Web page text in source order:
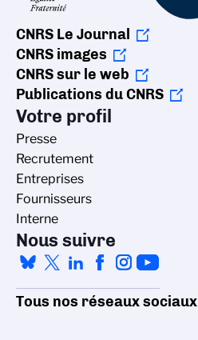
CNRS Le Journal
CNRS images
CNRS sur le web
Publications du CNRS
Votre profil
Presse
Recrutement
Entreprises
Fournisseurs
Interne
Nous suivre
Tous nos réseaux sociaux